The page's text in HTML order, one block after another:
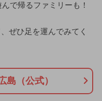
で帰るファミリーも！
ぜひ足を運んでみてく
島（公式）